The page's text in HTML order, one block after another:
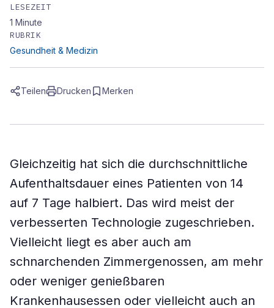
LESEZEIT
1 Minute
RUBRIK
Gesundheit & Medizin
Teilen Drucken Merken
Gleichzeitig hat sich die durchschnittliche
Aufenthaltsdauer eines Patienten von 14
auf 7 Tage halbiert. Das wird meist der
verbesserten Technologie zugeschrieben.
Vielleicht liegt es aber auch am
schnarchenden Zimmergenossen, am mehr
oder weniger genießbaren
Krankenhausessen oder vielleicht auch an